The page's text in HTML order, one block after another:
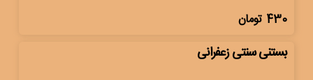
430 تومان
بستنی سنتی زعفرانی